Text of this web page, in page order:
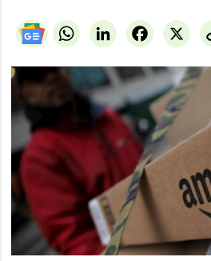
WhatsAppLinkedIn X
Facebook